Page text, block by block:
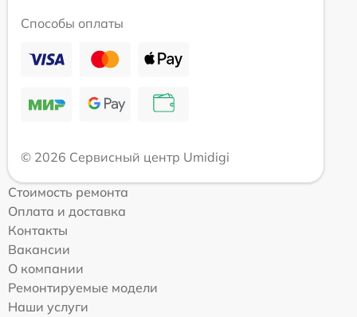
Способы оплаты
© 2026 Сервисный центр Umidigi
Стоимость ремонта
Оплата и доставка
Контакты
Вакансии
О компании
Ремонтируемые модели
Наши услуги